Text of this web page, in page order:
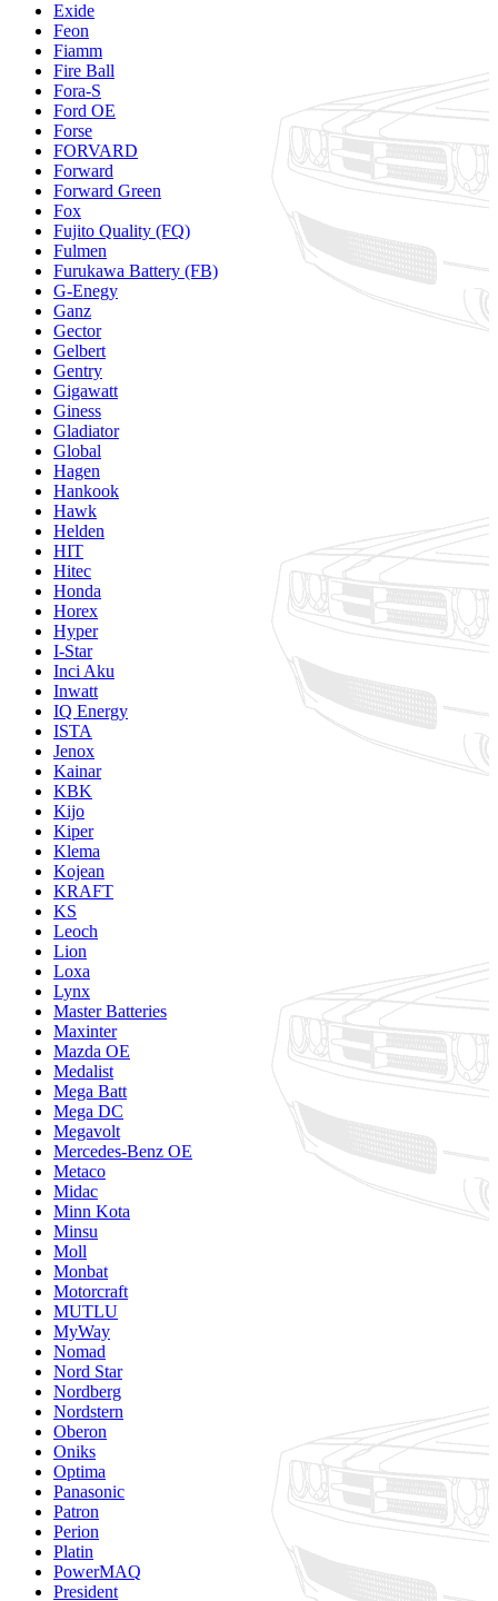
Exide
Feon
Fiamm
Fire Ball
Fora-S
Ford OE
Forse
FORVARD
Forward
Forward Green
Fox
Fujito Quality (FQ)
Fulmen
Furukawa Battery (FB)
G-Enegy
Ganz
Gector
Gelbert
Gentry
Gigawatt
Giness
Gladiator
Global
Hagen
Hankook
Hawk
Helden
HIT
Hitec
Honda
Horex
Hyper
I-Star
Inci Aku
Inwatt
IQ Energy
ISTA
Jenox
Kainar
KBK
Kijo
Kiper
Klema
Kojean
KRAFT
KS
Leoch
Lion
Loxa
Lynx
Master Batteries
Maxinter
Mazda OE
Medalist
Mega Batt
Mega DC
Megavolt
Mercedes-Benz OE
Metaco
Midac
Minn Kota
Minsu
Moll
Monbat
Motorcraft
MUTLU
MyWay
Nomad
Nord Star
Nordberg
Nordstern
Oberon
Oniks
Optima
Panasonic
Patron
Perion
Platin
PowerMAQ
President